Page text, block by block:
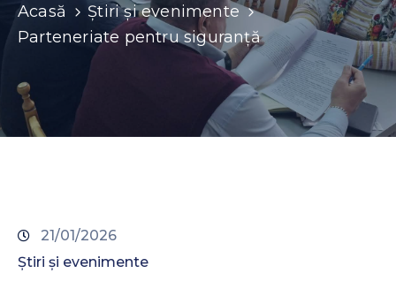
Funcții
vacante
Contacte
Acasă
Știri și evenimente
Parteneriate pentru siguranță
21/01/2026
Știri și evenimente